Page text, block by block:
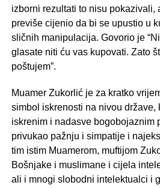
izborni rezultati to nisu pokazivali,
previše cijenio da bi se upustio u
sličnih manipulacija. Govorio je
glasate niti ću vas kupovati. Zato
poštujem”.
Muamer Zukorlić je za kratko
simbol iskrenosti na nivou države,
iskrenim i nadasve bogobojaznim
privukao pažnju i simpatije i
tim istim Muamerom, muftijom
Bošnjake i muslimane i cijela
ali i mnogi slobodni intelektualci i